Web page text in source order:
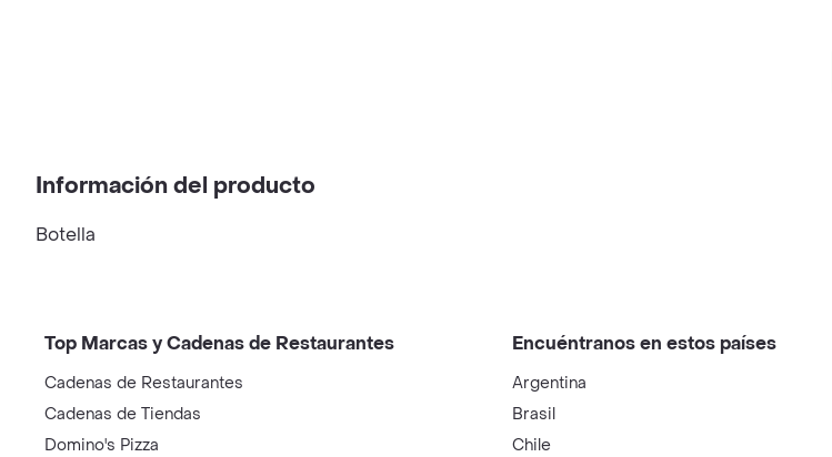
Información del producto
Botella
Top Marcas y Cadenas de Restaurantes
Cadenas de Restaurantes
Cadenas de Tiendas
Domino's Pizza
Encuéntranos en estos países
Argentina
Brasil
Chile